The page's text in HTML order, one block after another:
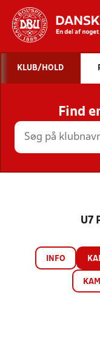
KLUB/HOLD
Find
U7
INFO